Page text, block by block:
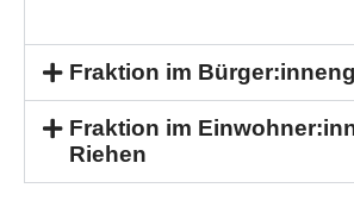
Fraktion im
Fraktion im
Riehen